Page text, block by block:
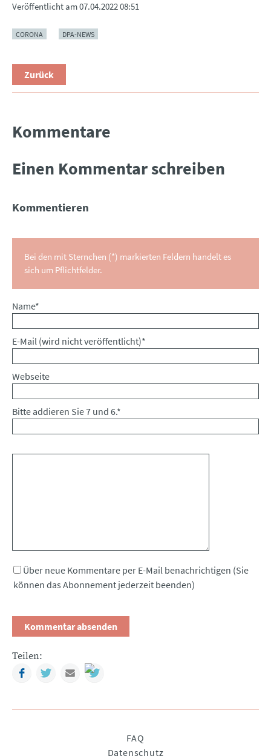
Veröffentlicht am07.04.2022 08:51
CORONA DPA-NEWS
Zurück
Kommentare
Einen Kommentar schreiben
Kommentieren
Bei den mit Sternchen (*) markierten Feldern handelt es
sich um Pflichtfelder.
Pflichtfeld
Name*
Pflichtfeld
E-Mail (wird nicht veröffentlicht)*
Webseite
Bitte addieren Sie 7 und 6.*
Über neue Kommentare per E-Mail benachrichtigen (Sie
können das Abonnement jederzeit beenden)
Teilen:
FacebookTwitterMail
FAQ
Datenschutz